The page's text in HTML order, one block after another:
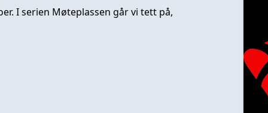
I serien Møteplassen går vi tett på,